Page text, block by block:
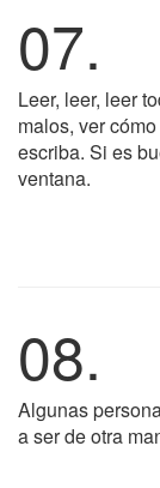
07.
Leer, leer, leer
malos, ver
escriba. Si es
ventana.
08.
Algunas
a ser de otra